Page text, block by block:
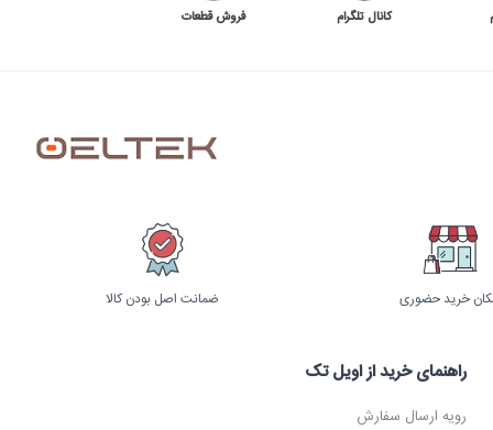
کانال تلگرام فروش قطعات
خرید حضوری ضمانت اصل بودن کالا
راهنمای خرید از اویل تک
رویه ارسال سفارش